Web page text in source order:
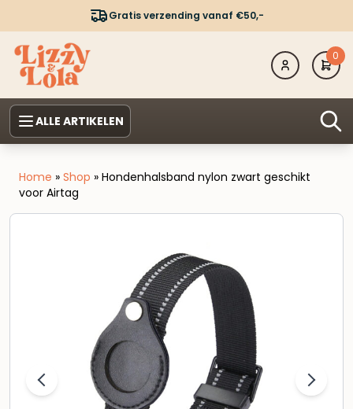
Gratis verzending vanaf €50,-
0
ALLE ARTIKELEN
Home » Shop » Hondenhalsband nylon zwart geschikt
voor Airtag